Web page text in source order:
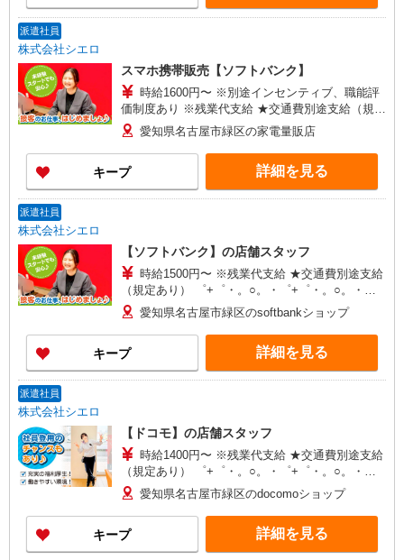
+゜
派遣社員
株式会社シエロ
スマホ携帯販売【ソフトバンク】
時給1600円〜 ※別途インセンティブ、職能評
価制度あり ※残業代支給 ★交通費別途支給（規定
あり） ゜+゜・。○。・゜+゜・。○。・゜+゜ 入
社祝い金10万円支給(規定有) お友達を紹介頂くと,
インセンティブ支給(規定有) ★月2回払い・週払い
可能（規程有）★ ゜・。○。・゜+゜・。○。・゜
+゜
愛知県名古屋市緑区の家電量販店
キープ 詳細を見る
派遣社員
株式会社シエロ
【ソフトバンク】の店舗スタッフ
時給1500円〜 ※残業代支給 ★交通費別途支給
（規定あり） ゜+゜・。○。・゜+゜・。○。・゜
+゜ 入社祝い金10万円支給(規定有) お友達を紹介
頂くと, インセンティブ支給(規定有) ★月2回払
い・週払い可能（規程有）★ ゜・。○。・゜
+゜・。○。・゜+゜
愛知県名古屋市緑区のsoftbankショップ
キープ 詳細を見る
派遣社員
株式会社シエロ
【ドコモ】の店舗スタッフ
時給1400円〜 ※残業代支給 ★交通費別途支給
（規定あり） ゜+゜・。○。・゜+゜・。○。・゜
+゜ 入社祝い金10万円支給(規定有) お友達を紹介
頂くと, インセンティブ支給(規定有) ★月2回払
い・週払い可能（規程有）★ ゜・。○。・゜
+゜・。○。・゜+゜
愛知県名古屋市緑区のdocomoショップ
キープ 詳細を見る